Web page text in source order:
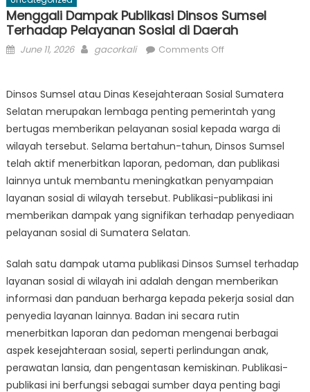
Menggali Dampak Publikasi Dinsos Sumsel
Terhadap Pelayanan Sosial di Daerah
Posted
June 11, 2026 Author
gacorkali Comments Offon
Publikasi
Dinsos
Sumsel
Terhadap
Pelayanan
Sosial
di
Dinsos Sumsel atau Dinas Kesejahteraan Sosial Sumatera
Selatan merupakan lembaga penting pemerintah yang
bertugas memberikan pelayanan sosial kepada warga di
wilayah tersebut. Selama bertahun-tahun, Dinsos Sumsel
telah aktif menerbitkan laporan, pedoman, dan publikasi
lainnya untuk membantu meningkatkan penyampaian
layanan sosial di wilayah tersebut. Publikasi-publikasi ini
memberikan dampak yang signifikan terhadap penyediaan
pelayanan sosial di Sumatera Selatan.
Salah satu dampak utama publikasi Dinsos Sumsel terhadap
layanan sosial di wilayah ini adalah dengan memberikan
informasi dan panduan berharga kepada pekerja sosial dan
penyedia layanan lainnya. Badan ini secara rutin
menerbitkan laporan dan pedoman mengenai berbagai
aspek kesejahteraan sosial, seperti perlindungan anak,
perawatan lansia, dan pengentasan kemiskinan. Publikasi-
publikasi ini berfungsi sebagai sumber daya penting bagi